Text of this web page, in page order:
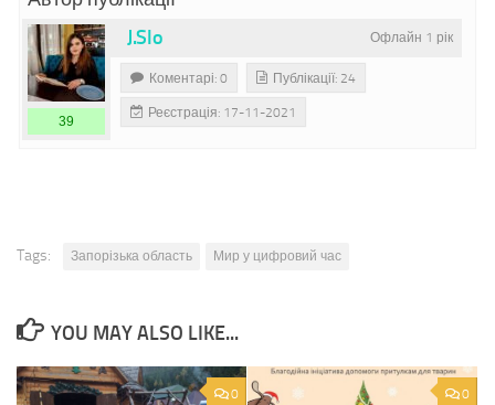
Офлайн 1 рік
J.Slo
39
Коментарі: 0 Публікації: 24
Реєстрація: 17-11-2021
Tags: Запорізька область Мир у цифровий час
YOU MAY ALSO LIKE...
0 0